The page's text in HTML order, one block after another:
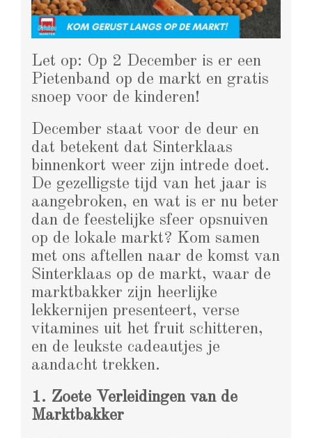
Let op: Op 2 December is er een
Pietenband op de markt en gratis
snoep voor de kinderen!
December staat voor de deur en
dat betekent dat Sinterklaas
binnenkort weer zijn intrede doet.
De gezelligste tijd van het jaar is
aangebroken, en wat is er nu beter
dan de feestelijke sfeer opsnuiven
op de lokale markt? Kom samen
met ons aftellen naar de komst van
Sinterklaas op de markt, waar de
marktbakker zijn heerlijke
lekkernijen presenteert, verse
vitamines uit het fruit schitteren,
en de leukste cadeautjes je
aandacht trekken.
1. Zoete Verleidingen van de
Marktbakker